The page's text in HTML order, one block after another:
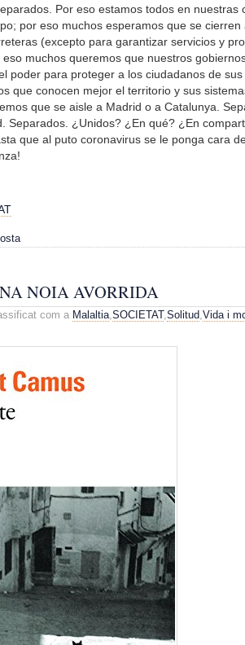
Por eso estamos todos en nuestras
por eso muchos esperamos que se cierren
(excepto para garantizar servicios y
eso muchos queremos que nuestros
poder para proteger a los ciudadanos de
que conocen mejor el territorio y sus
que se aisle a Madrid o a Catalunya.
Separados. ¿Unidos? ¿En qué? ¿En
que al puto coronavirus se le ponga cara
NOIA AVORRIDA
com a Malaltia SOCIETAT, Solitud Vida i